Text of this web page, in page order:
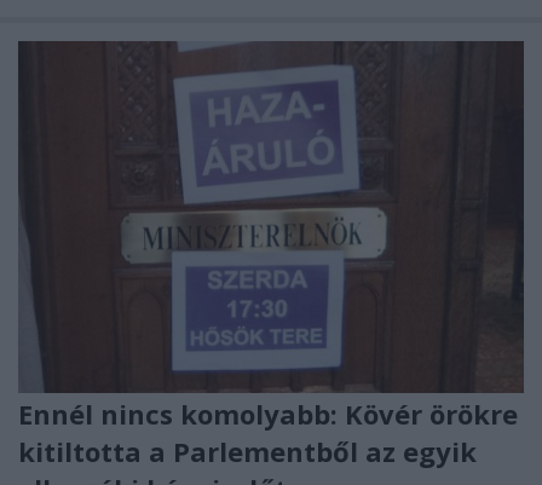
Ennél nincs komolyabb: Kövér örökre
kitiltotta a Parlementből az egyik